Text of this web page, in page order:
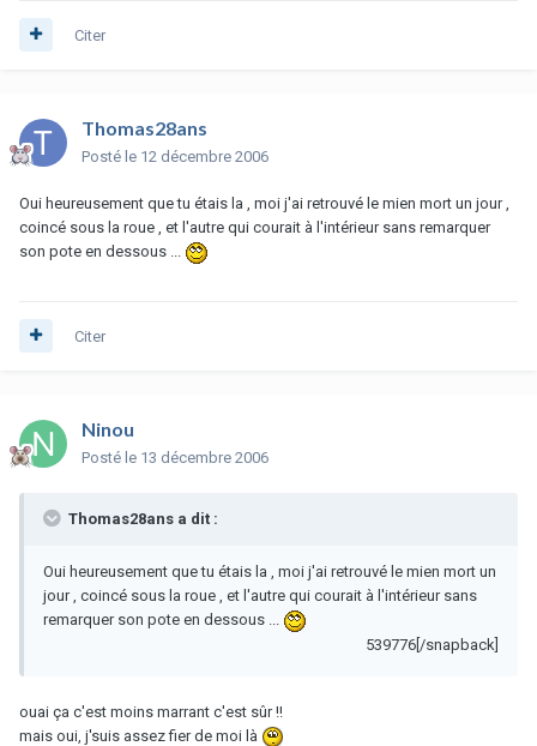
Citer
Thomas28ans
Posté le 12 décembre 2006
Oui heureusement que tu étais la , moi j'ai retrouvé le mien mort un jour ,
coincé sous la roue , et l'autre qui courait à l'intérieur sans remarquer
son pote en dessous ...
Citer
Ninou
Posté le 13 décembre 2006
Thomas28ans a dit :
Oui heureusement que tu étais la , moi j'ai retrouvé le mien mort un
jour , coincé sous la roue , et l'autre qui courait à l'intérieur sans
remarquer son pote en dessous ...
539776[/snapback]
ouai ça c'est moins marrant c'est sûr !!
mais oui, j'suis assez fier de moi là